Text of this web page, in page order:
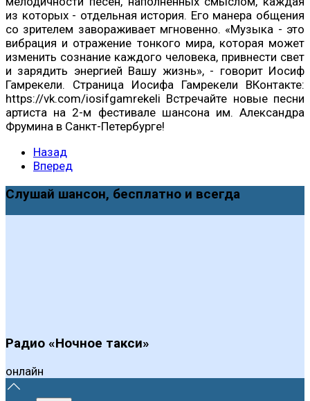
из которых - отдельная история. Его манера общения
со зрителем завораживает мгновенно. «Музыка - это
вибрация и отражение тонкого мира, которая может
изменить сознание каждого человека, привнести свет
и зарядить энергией Вашу жизнь», - говорит Иосиф
Гамрекели. Страница Иосифа Гамрекели ВКонтакте:
https://vk.com/iosifgamrekeli Встречайте новые песни
артиста на 2-м фестивале шансона им. Александра
Фрумина в Санкт-Петербурге!
Назад
Вперед
Слушай шансон, бесплатно и всегда
Радио «Ночное такси»
онлайн